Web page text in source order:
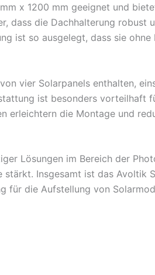
x 1200 mm geeignet und
dass die Dachhalterung robust
ist so ausgelegt, dass sie
vier Solarpanels enthalten,
ist besonders vorteilhaft
erleichtern die Montage und
Lösungen im Bereich der
Insgesamt ist das Avoltik
für die Aufstellung von